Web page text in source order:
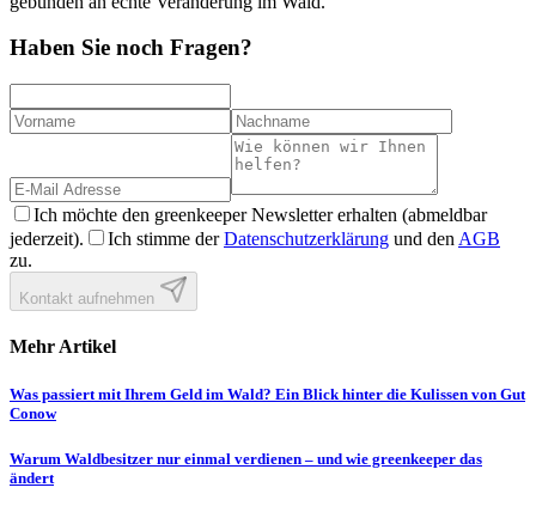
Haben Sie noch Fragen?
Ich möchte den greenkeeper Newsletter erhalten (abmeldbar
jederzeit).
Ich stimme der Datenschutzerklärung und den AGB
zu.
Kontakt aufnehmen
Mehr Artikel
Was passiert mit Ihrem Geld im Wald? Ein Blick hinter die Kulissen von Gut
Conow
Warum Waldbesitzer nur einmal verdienen – und wie greenkeeper das
ändert